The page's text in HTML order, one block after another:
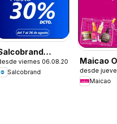
viernes 06.08.2026
Salcobrand
Maicao
desde
Maicao